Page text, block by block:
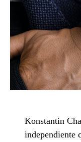
Konstantin
independiente